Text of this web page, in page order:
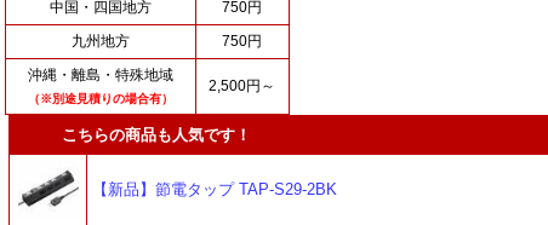
中国・四国地方
750円
九州地方
750円
沖縄・離島・特殊地域
（※別途見積りの場合有）
2,500円～
こちらの商品も人気です！
【新品】節電タップ TAP-S29-2BK